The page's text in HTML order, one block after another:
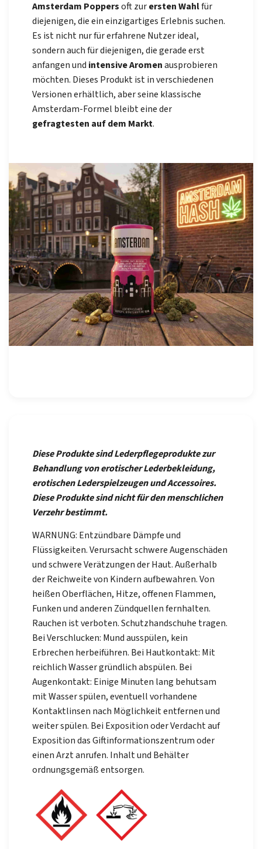
Amsterdam Poppersoft zurersten Wahlfür
diejenigen, die ein einzigartiges Erlebnis suchen.
Es ist nicht nur für erfahrene Nutzer ideal,
sondern auch für diejenigen, die gerade erst
anfangen und intensive Aromenausprobieren
möchten. Dieses Produkt ist in verschiedenen
Versionen erhältlich, aber seine klassische
Amsterdam-Formel bleibt eine der
gefragtesten auf dem Markt.
Diese Produkte sind Lederpflegeprodukte zur
Behandlung von erotischer Lederbekleidung,
erotischen Lederspielzeugen und Accessoires.
Diese Produkte sind nicht für den menschlichen
Verzehr bestimmt.
WARNUNG: Entzündbare Dämpfe und
Flüssigkeiten. Verursacht schwere Augenschäden
und schwere Verätzungen der Haut. Außerhalb
der Reichweite von Kindern aufbewahren. Von
heißen Oberflächen, Hitze, offenen Flammen,
Funken und anderen Zündquellen fernhalten.
Rauchen ist verboten. Schutzhandschuhe tragen.
Bei Verschlucken: Mund ausspülen, kein
Erbrechen herbeiführen. Bei Hautkontakt: Mit
reichlich Wasser gründlich abspülen. Bei
Augenkontakt: Einige Minuten lang behutsam
mit Wasser spülen, eventuell vorhandene
Kontaktlinsen nach Möglichkeit entfernen und
weiter spülen. Bei Exposition oder Verdacht auf
Exposition das Giftinformationszentrum oder
einen Arzt anrufen. Inhalt und Behälter
ordnungsgemäß entsorgen.